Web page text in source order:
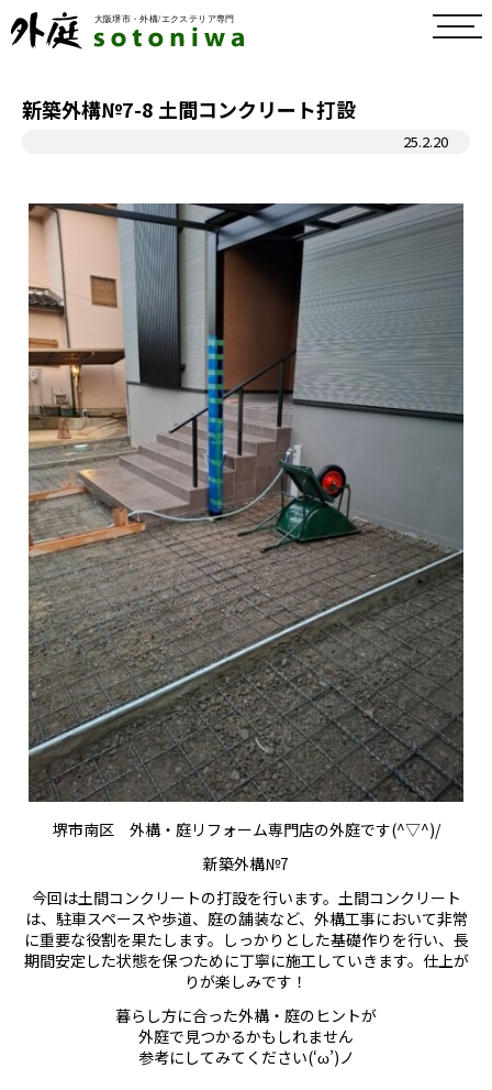
toggle
新築外構№7-8 土間コンクリート打設
25.2.20
堺市南区 外構・庭リフォーム専門店の外庭です(^▽^)/
新築外構№7
今回は土間コンクリートの打設を行います。土間コンクリート
は、駐車スペースや歩道、庭の舗装など、外構工事において非常
に重要な役割を果たします。しっかりとした基礎作りを行い、長
期間安定した状態を保つために丁寧に施工していきます。仕上が
りが楽しみです！
暮らし方に合った外構・庭のヒントが
外庭で見つかるかもしれません
参考にしてみてください(‘ω’)ノ